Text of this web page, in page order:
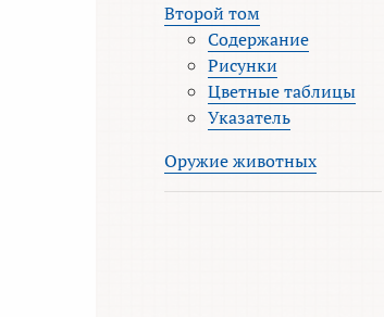
Второй том
Содержание
Рисунки
Цветные таблицы
Указатель
Оружие животных